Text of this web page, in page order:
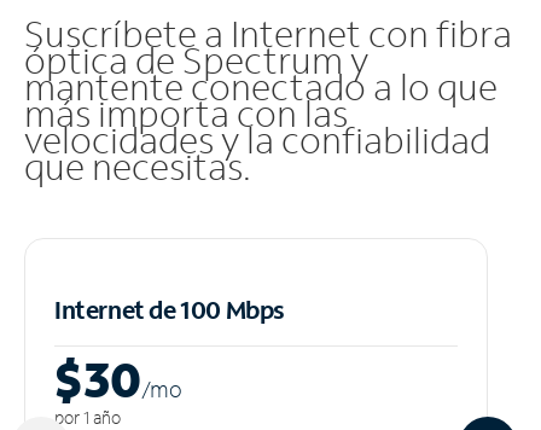
Suscríbete a Internet con fibra
óptica de Spectrum y
mantente conectado a lo que
más importa con las
velocidades y la confiabilidad
que necesitas.
Internet de 100 Mbps
$30/mo
por 1 año